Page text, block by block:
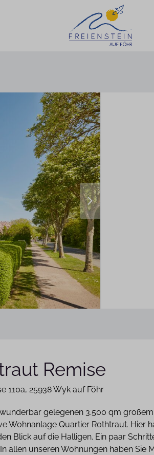
Remise
110a 25938 Wyk auf Föhr
gelegenen 3.500 qm
Wohnanlage Quartier Rothtraut. Hier
Blick auf die Halligen. Ein paar
allen unseren Wohnungen haben Sie